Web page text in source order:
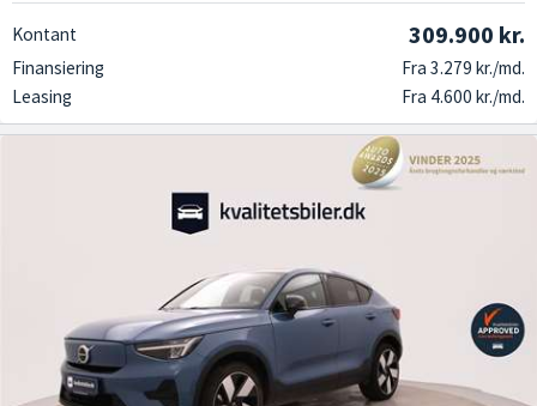
Kontant 309.900 kr.
Finansiering
Fra 3.279 kr./md.
Leasing
Fra 4.600 kr./md.